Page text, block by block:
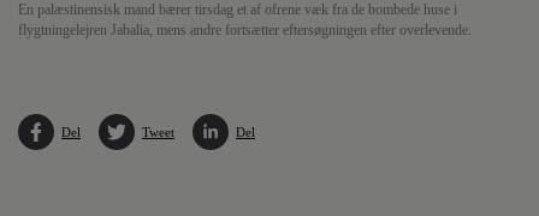
En palæstinensisk mand bærer tirsdag et af ofrene væk fra de bombede huse i
flygtningelejren Jabalia, mens andre fortsætter eftersøgningen efter overlevende.
Del Tweet Del